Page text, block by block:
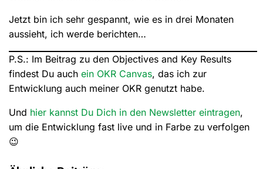
Jetzt bin ich sehr gespannt, wie es in drei Monaten
aussieht, ich werde berichten…
P.S.: Im Beitrag zu den Objectives and Key Results
findest Du auch ein OKR Canvas, das ich zur
Entwicklung auch meiner OKR genutzt habe.
Und hier kannst Du Dich in den Newsletter eintragen,
um die Entwicklung fast live und in Farbe zu verfolgen
😉